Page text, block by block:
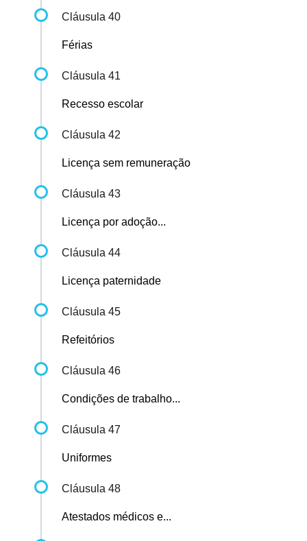
Cláusula 40
Férias
Cláusula 41
Recesso escolar
Cláusula 42
Licença sem remuneração
Cláusula 43
Licença por adoção...
Cláusula 44
Licença paternidade
Cláusula 45
Refeitórios
Cláusula 46
Condições de trabalho...
Cláusula 47
Uniformes
Cláusula 48
Atestados médicos e...